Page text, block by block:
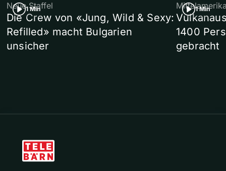
1 Min
Neue Staffel
Die Crew von «Jung, Wild & Sexy:
Refilled» macht Bulgarien
unsicher
1 Min
1400
gebracht